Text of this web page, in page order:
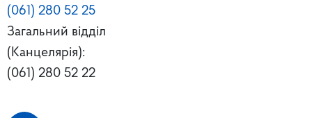
(061) 280 52 25
Загальний відділ
(Канцелярія):
(061) 280 52 22